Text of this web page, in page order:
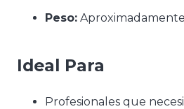
Peso: Aproximadamente
Ideal Para
Profesionales que